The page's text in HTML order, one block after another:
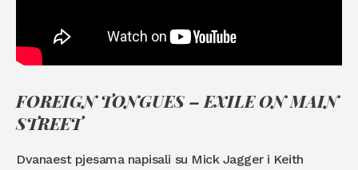
FOREIGN TONGUES – EXILE ON MAIN
STREET
Dvanaest pjesama napisali su Mick Jagger i Keith